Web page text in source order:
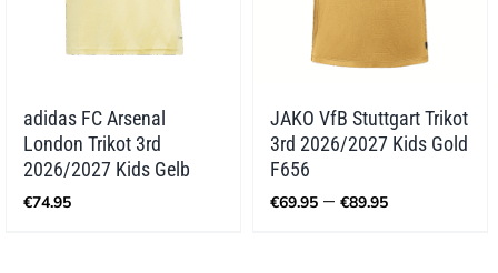
adidas FC Arsenal
London Trikot 3rd
2026/2027 Kids Gelb
€74.95
JAKO VfB Stuttgart Trikot
3rd 2026/2027 Kids Gold
F656
€69.95 – €89.95